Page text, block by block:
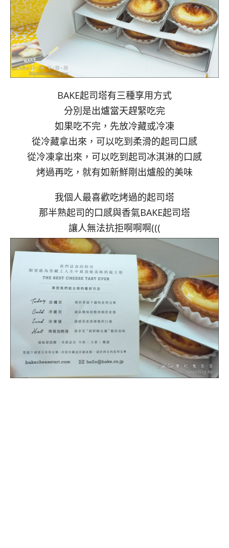
BAKE起司塔有三種享用方式
分別是出爐當天趕緊吃完
如果吃不完，先放冷藏或冷凍
從冷藏拿出來，可以吃到柔滑的起司口感
從冷凍拿出來，可以吃到起司冰淇淋的口感
烤過再吃，就有如新鮮剛出爐般的美味
我個人最喜歡吃烤過的起司塔
那半熟起司的口感與香氣BAKE起司塔
讓人無法抗拒啊啊啊(((